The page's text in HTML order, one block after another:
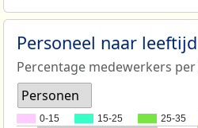
Personeel naar leeftijd
Percentage medewerkers
Personen
0-15 15-25 25-35